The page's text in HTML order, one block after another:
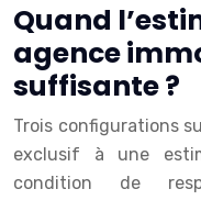
Quand
agence
suffisante ?
Trois configurations
exclusif à une
condition de